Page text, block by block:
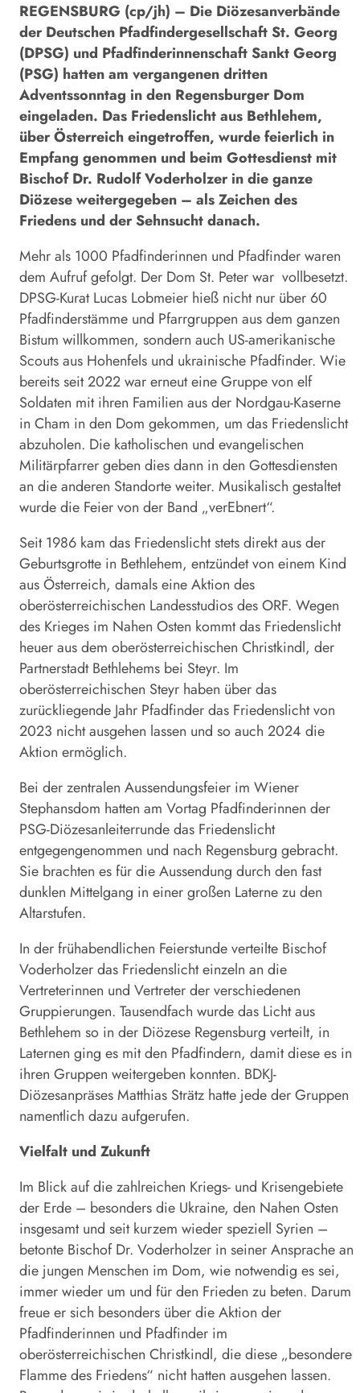
REGENSBURG (cp/jh) – Die Diözesanverbände
der Deutschen Pfadfindergesellschaft St. Georg
(DPSG) und Pfadfinderinnenschaft Sankt Georg
(PSG) hatten am vergangenen dritten
Adventssonntag in den Regensburger Dom
eingeladen. Das Friedenslicht aus Bethlehem,
über Österreich eingetroffen, wurde feierlich in
Empfang genommen und beim Gottesdienst mit
Bischof Dr. Rudolf Voderholzer in die ganze
Diözese weitergegeben – als Zeichen des
Friedens und der Sehnsucht danach.
Mehr als 1000 Pfadfinderinnen und Pfadfinder waren
dem Aufruf gefolgt. Der Dom St. Peter war vollbesetzt.
DPSG-Kurat Lucas Lobmeier hieß nicht nur über 60
Pfadfinderstämme und Pfarrgruppen aus dem ganzen
Bistum willkommen, sondern auch US-amerikanische
Scouts aus Hohenfels und ukrainische Pfadfinder. Wie
bereits seit 2022 war erneut eine Gruppe von elf
Soldaten mit ihren Familien aus der Nordgau-Kaserne
in Cham in den Dom gekommen, um das Friedenslicht
abzuholen. Die katholischen und evangelischen
Militärpfarrer geben dies dann in den Gottesdiensten
an die anderen Standorte weiter. Musikalisch gestaltet
wurde die Feier von der Band „verEbnert“.
Seit 1986 kam das Friedenslicht stets direkt aus der
Geburtsgrotte in Bethlehem, entzündet von einem Kind
aus Österreich, damals eine Aktion des
oberösterreichischen Landesstudios des ORF. Wegen
des Krieges im Nahen Osten kommt das Friedenslicht
heuer aus dem oberösterreichischen Christkindl, der
Partnerstadt Bethlehems bei Steyr. Im
oberösterreichischen Steyr haben über das
zurückliegende Jahr Pfadfinder das Friedenslicht von
2023 nicht ausgehen lassen und so auch 2024 die
Aktion ermöglich.
Bei der zentralen Aussendungsfeier im Wiener
Stephansdom hatten am Vortag Pfadfinderinnen der
PSG-Diözesanleiterrunde das Friedenslicht
entgegengenommen und nach Regensburg gebracht.
Sie brachten es für die Aussendung durch den fast
dunklen Mittelgang in einer großen Laterne zu den
Altarstufen.
In der frühabendlichen Feierstunde verteilte Bischof
Voderholzer das Friedenslicht einzeln an die
Vertreterinnen und Vertreter der verschiedenen
Gruppierungen. Tausendfach wurde das Licht aus
Bethlehem so in der Diözese Regensburg verteilt, in
Laternen ging es mit den Pfadfindern, damit diese es in
ihren Gruppen weitergeben konnten. BDKJ-
Diözesanpräses Matthias Strätz hatte jede der Gruppen
namentlich dazu aufgerufen.
Vielfalt und Zukunft
Im Blick auf die zahlreichen Kriegs- und Krisengebiete
der Erde – besonders die Ukraine, den Nahen Osten
insgesamt und seit kurzem wieder speziell Syrien –
betonte Bischof Dr. Voderholzer in seiner Ansprache an
die jungen Menschen im Dom, wie notwendig es sei,
immer wieder um und für den Frieden zu beten. Darum
freue er sich besonders über die Aktion der
Pfadfinderinnen und Pfadfinder im
oberösterreichischen Christkindl, die diese „besondere
Flamme des Friedens“ nicht hatten ausgehen lassen.